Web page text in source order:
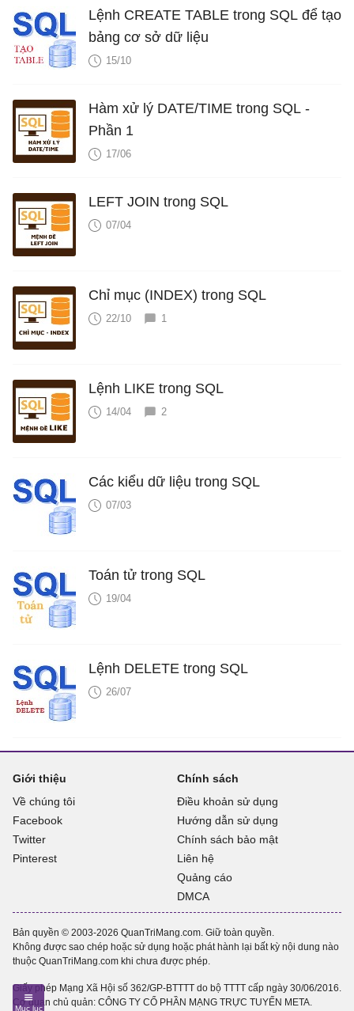
Lệnh CREATE TABLE trong SQL để tạo
bảng cơ sở dữ liệu
15/10
Hàm xử lý DATE/TIME trong SQL -
Phần 1
17/06
LEFT JOIN trong SQL
07/04
Chỉ mục (INDEX) trong SQL
22/10 1
Lệnh LIKE trong SQL
14/04 2
Các kiểu dữ liệu trong SQL
07/03
Toán tử trong SQL
19/04
Lệnh DELETE trong SQL
26/07
Giới thiệu
Về chúng tôi
Facebook
Twitter
Pinterest
Chính sách
Điều khoản sử dụng
Hướng dẫn sử dụng
Chính sách bảo mật
Liên hệ
Quảng cáo
DMCA
Bản quyền © 2003-2026 QuanTriMang.com. Giữ toàn quyền.
Không được sao chép hoặc sử dụng hoặc phát hành lại bất kỳ nội dung nào
thuộc QuanTriMang.com khi chưa được phép.
Giấy phép Mạng Xã Hội số 362/GP-BTTTT do bộ TTTT cấp ngày 30/06/2016.
Cơ quan chủ quản: CÔNG TY CỔ PHẦN MẠNG TRỰC TUYẾN META.